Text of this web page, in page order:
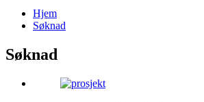
Hjem
Søknad
Søknad